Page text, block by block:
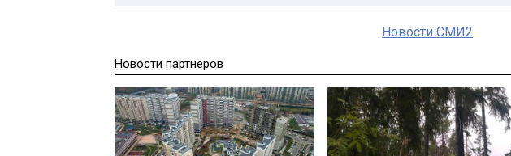
Новости СМИ2
Новости партнеров